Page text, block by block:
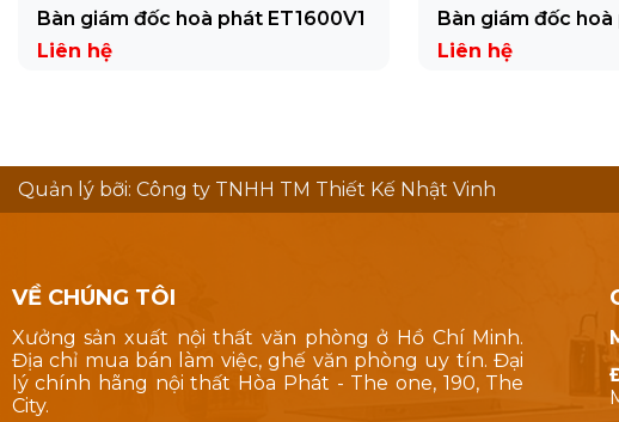
Bàn giám đốc hoà phát ET1600V1
Liên hệ
Bàn giám đốc hoà
Liên hệ
Quản lý bỡi: Công ty TNHH TM Thiết Kế Nhật Vinh
VỀ CHÚNG TÔI
Xưởng sản xuất nội thất văn phòng ở Hồ Chí Minh.
Địa chỉ mua bán làm việc, ghế văn phòng uy tín. Đại
lý chính hãng nội thất Hòa Phát - The one, 190, The
City.